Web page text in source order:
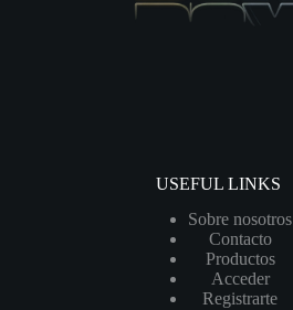
USEFUL LINKS
Sobre nosotros
Contacto
Productos
Acceder
Registrarte